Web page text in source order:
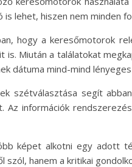
lehet, hiszen nem minden
hogy a keresőmotorok
Miután a találatokat
dátuma mind-mind
szétválasztása segít
információk
képet alkotni egy adott
szól, hanem a kritikai